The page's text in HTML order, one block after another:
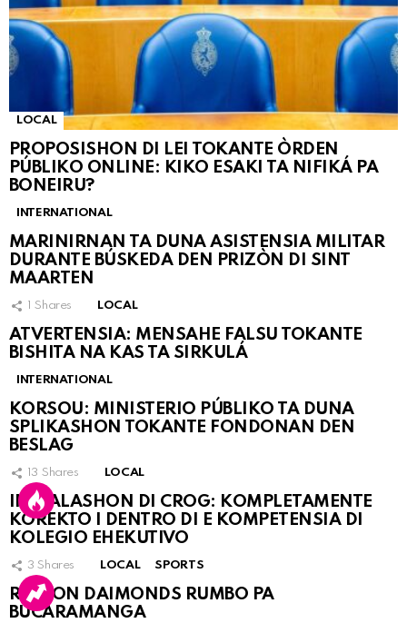
LOCAL
PROPOSISHON DI LEI TOKANTE ÒRDEN
PÚBLIKO ONLINE: KIKO ESAKI TA NIFIKÁ PA
BONEIRU?
INTERNATIONAL
MARINIRNAN TA DUNA ASISTENSIA MILITAR
DURANTE BÚSKEDA DEN PRIZÒN DI SINT
MAARTEN
Shares LOCAL
ATVERTENSIA: MENSAHE FALSU TOKANTE
BISHITA NA KAS TA SIRKULÁ
INTERNATIONAL
KORSOU: MINISTERIO PÚBLIKO TA DUNA
SPLIKASHON TOKANTE FONDONAN DEN
BESLAG
13 Shares LOCAL
INSTALASHON DI CROG: KOMPLETAMENTE
KOREKTO I DENTRO DI E KOMPETENSIA DI
KOLEGIO EHEKUTIVO
3 Shares LOCAL SPORTS
RINCON DAIMONDS RUMBO PA
BUCARAMANGA